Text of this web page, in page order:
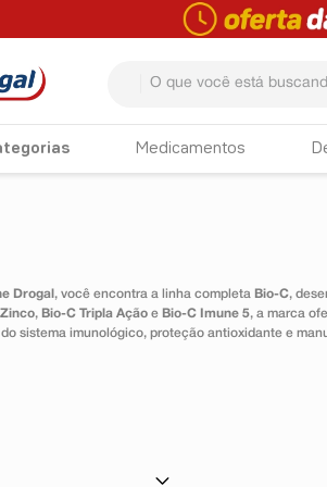
Medicamentos
Drogal , você encontra a linha completa Bio-C,
, Bio-C Tripla Ação e Bio-C Imune 5, a marca
sistema imunológico, proteção antioxidante e
TERMOS MAIS BUSCADOS
4º lenço umedecido
5º tadalafila